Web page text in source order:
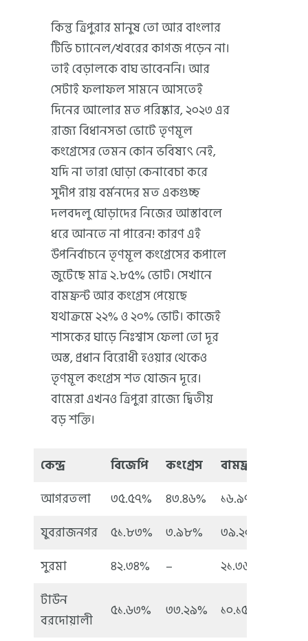
কিন্তু ত্রিপুরার মানুষ তো আর বাংলার
টিভি চ্যানেল/খবরের কাগজ পড়েন না।
তাই বেড়ালকে বাঘ ভাবেননি। আর
সেটাই ফলাফল সামনে আসতেই
দিনের আলোর মত পরিষ্কার, ২০২৩ এর
রাজ্য বিধানসভা ভোটে তৃণমূল
কংগ্রেসের তেমন কোন ভবিষ্যৎ নেই,
যদি না তারা ঘোড়া কেনাবেচা করে
সুদীপ রায় বর্মনদের মত একগুচ্ছ
দলবদলু ঘোড়াদের নিজের আস্তাবলে
ধরে আনতে না পারেন! কারণ এই
উপনির্বাচনে তৃণমূল কংগ্রেসের কপালে
জুটেছে মাত্র ২.৮৫% ভোট। সেখানে
বামফ্রন্ট আর কংগ্রেস পেয়েছে
যথাক্রমে ২২% ও ২০% ভোট। কাজেই
শাসকের ঘাড়ে নিঃশ্বাস ফেলা তো দূর
অস্ত, প্রধান বিরোধী হওয়ার থেকেও
তৃণমূল কংগ্রেস শত যোজন দূরে।
বামেরা এখনও ত্রিপুরা রাজ্যে দ্বিতীয়
বড় শক্তি।
কেন্দ্র বিজেপি কংগ্রেস বামফ্রন্ট
আগরতলা
৩৫.৫৭% ৪৩.৪৬% ১৬.৯৭%
যুবরাজনগর
৫১.৮৩% ৩.৯৮% ৩৯.২০%
সুরমা
৪২.৩৪% – ২১.৩৬%
টাউন
বরদোয়ালী
৫১.৬৩% ৩৩.২৯% ১০.১৫%